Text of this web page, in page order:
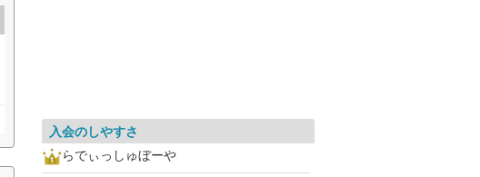
入会のしやすさ
らでぃっしゅぼーや